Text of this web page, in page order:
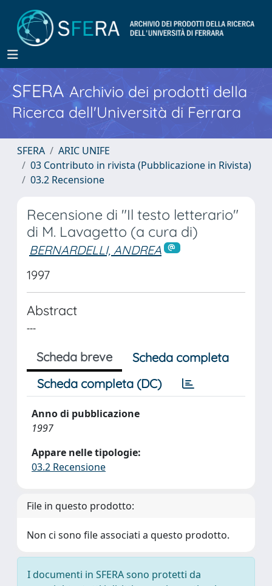
SFERA Archivio dei prodotti della
Ricerca dell'Università di Ferrara
SFERA
ARIC UNIFE
03 Contributo in rivista (Pubblicazione in Rivista)
03.2 Recensione
Recensione di "Il testo letterario"
di M. Lavagetto (a cura di)
BERNARDELLI, ANDREA
1997
Abstract
---
Scheda breve
Scheda completa
Scheda completa (DC)
Anno di pubblicazione
1997
Appare nelle tipologie:
03.2 Recensione
File in questo prodotto:
Non ci sono file associati a questo prodotto.
I documenti in SFERA sono protetti da